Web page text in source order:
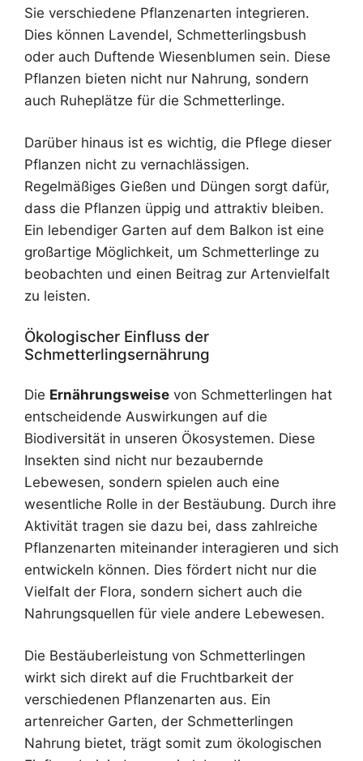
Sie verschiedene Pflanzenarten integrieren.
Dies können Lavendel, Schmetterlingsbush
oder auch Duftende Wiesenblumen sein. Diese
Pflanzen bieten nicht nur Nahrung, sondern
auch Ruheplätze für die Schmetterlinge.
Darüber hinaus ist es wichtig, die Pflege dieser
Pflanzen nicht zu vernachlässigen.
Regelmäßiges Gießen und Düngen sorgt dafür,
dass die Pflanzen üppig und attraktiv bleiben.
Ein lebendiger Garten auf dem Balkon ist eine
großartige Möglichkeit, um Schmetterlinge zu
beobachten und einen Beitrag zur Artenvielfalt
zu leisten.
Ökologischer Einfluss der
Schmetterlingsernährung
Die Ernährungsweise von Schmetterlingen hat
entscheidende Auswirkungen auf die
Biodiversität in unseren Ökosystemen. Diese
Insekten sind nicht nur bezaubernde
Lebewesen, sondern spielen auch eine
wesentliche Rolle in der Bestäubung. Durch ihre
Aktivität tragen sie dazu bei, dass zahlreiche
Pflanzenarten miteinander interagieren und sich
entwickeln können. Dies fördert nicht nur die
Vielfalt der Flora, sondern sichert auch die
Nahrungsquellen für viele andere Lebewesen.
Die Bestäuberleistung von Schmetterlingen
wirkt sich direkt auf die Fruchtbarkeit der
verschiedenen Pflanzenarten aus. Ein
artenreicher Garten, der Schmetterlingen
Nahrung bietet, trägt somit zum ökologischen